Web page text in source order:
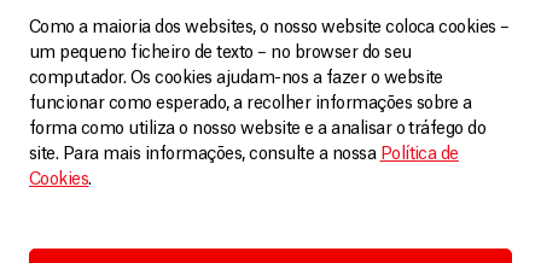
Como a maioria dos websites, o nosso website coloca cookies –
um pequeno ficheiro de texto – no browser do seu
computador. Os cookies ajudam-nos a fazer o website
funcionar como esperado, a recolher informações sobre a
forma como utiliza o nosso website e a analisar o tráfego do
site. Para mais informações, consulte a nossa Política de
Cookies.